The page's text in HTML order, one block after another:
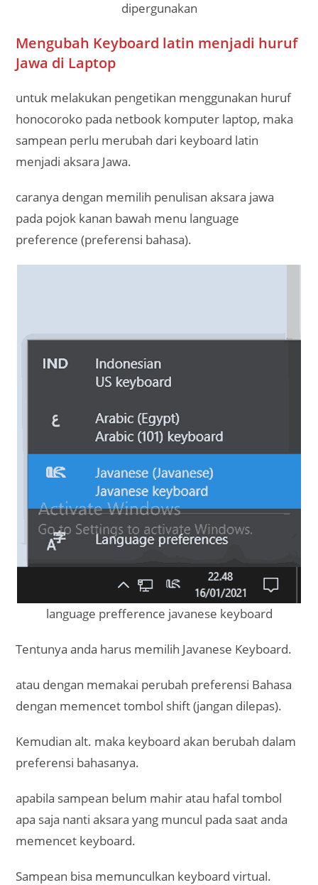
dipergunakan
Mengubah Keyboard latin menjadi huruf
Jawa di Laptop
untuk melakukan pengetikan menggunakan huruf
honocoroko pada netbook komputer laptop, maka
sampean perlu merubah dari keyboard latin
menjadi aksara Jawa.
caranya dengan memilih penulisan aksara jawa
pada pojok kanan bawah menu language
preference (preferensi bahasa).
language prefference javanese keyboard
Tentunya anda harus memilih Javanese Keyboard.
atau dengan memakai perubah preferensi Bahasa
dengan memencet tombol shift (jangan dilepas).
Kemudian alt. maka keyboard akan berubah dalam
preferensi bahasanya.
apabila sampean belum mahir atau hafal tombol
apa saja nanti aksara yang muncul pada saat anda
memencet keyboard.
Sampean bisa memunculkan keyboard virtual.